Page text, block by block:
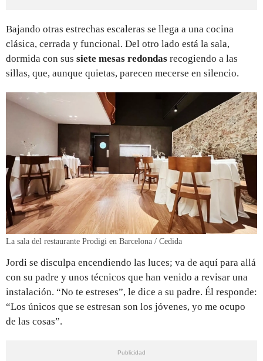
Bajando otras estrechas escaleras se llega a una cocina
clásica, cerrada y funcional. Del otro lado está la sala,
dormida con sus siete mesas redondas recogiendo a las
sillas, que, aunque quietas, parecen mecerse en silencio.
La sala del restaurante Prodigi en Barcelona / Cedida
Jordi se disculpa encendiendo las luces; va de aquí para allá
con su padre y unos técnicos que han venido a revisar una
instalación. “No te estreses”, le dice a su padre. Él responde:
“Los únicos que se estresan son los jóvenes, yo me ocupo
de las cosas”.